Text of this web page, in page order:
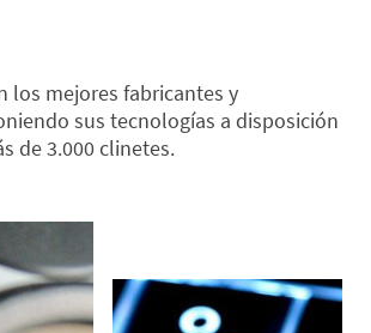
los mejores fabricantes y
sus tecnologías a disposición
de 3.000 clinetes.